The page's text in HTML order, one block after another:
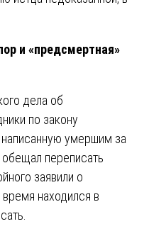
и «предсмертная»
дела об
по закону
умершим за
переписать
заявили о
время находился в